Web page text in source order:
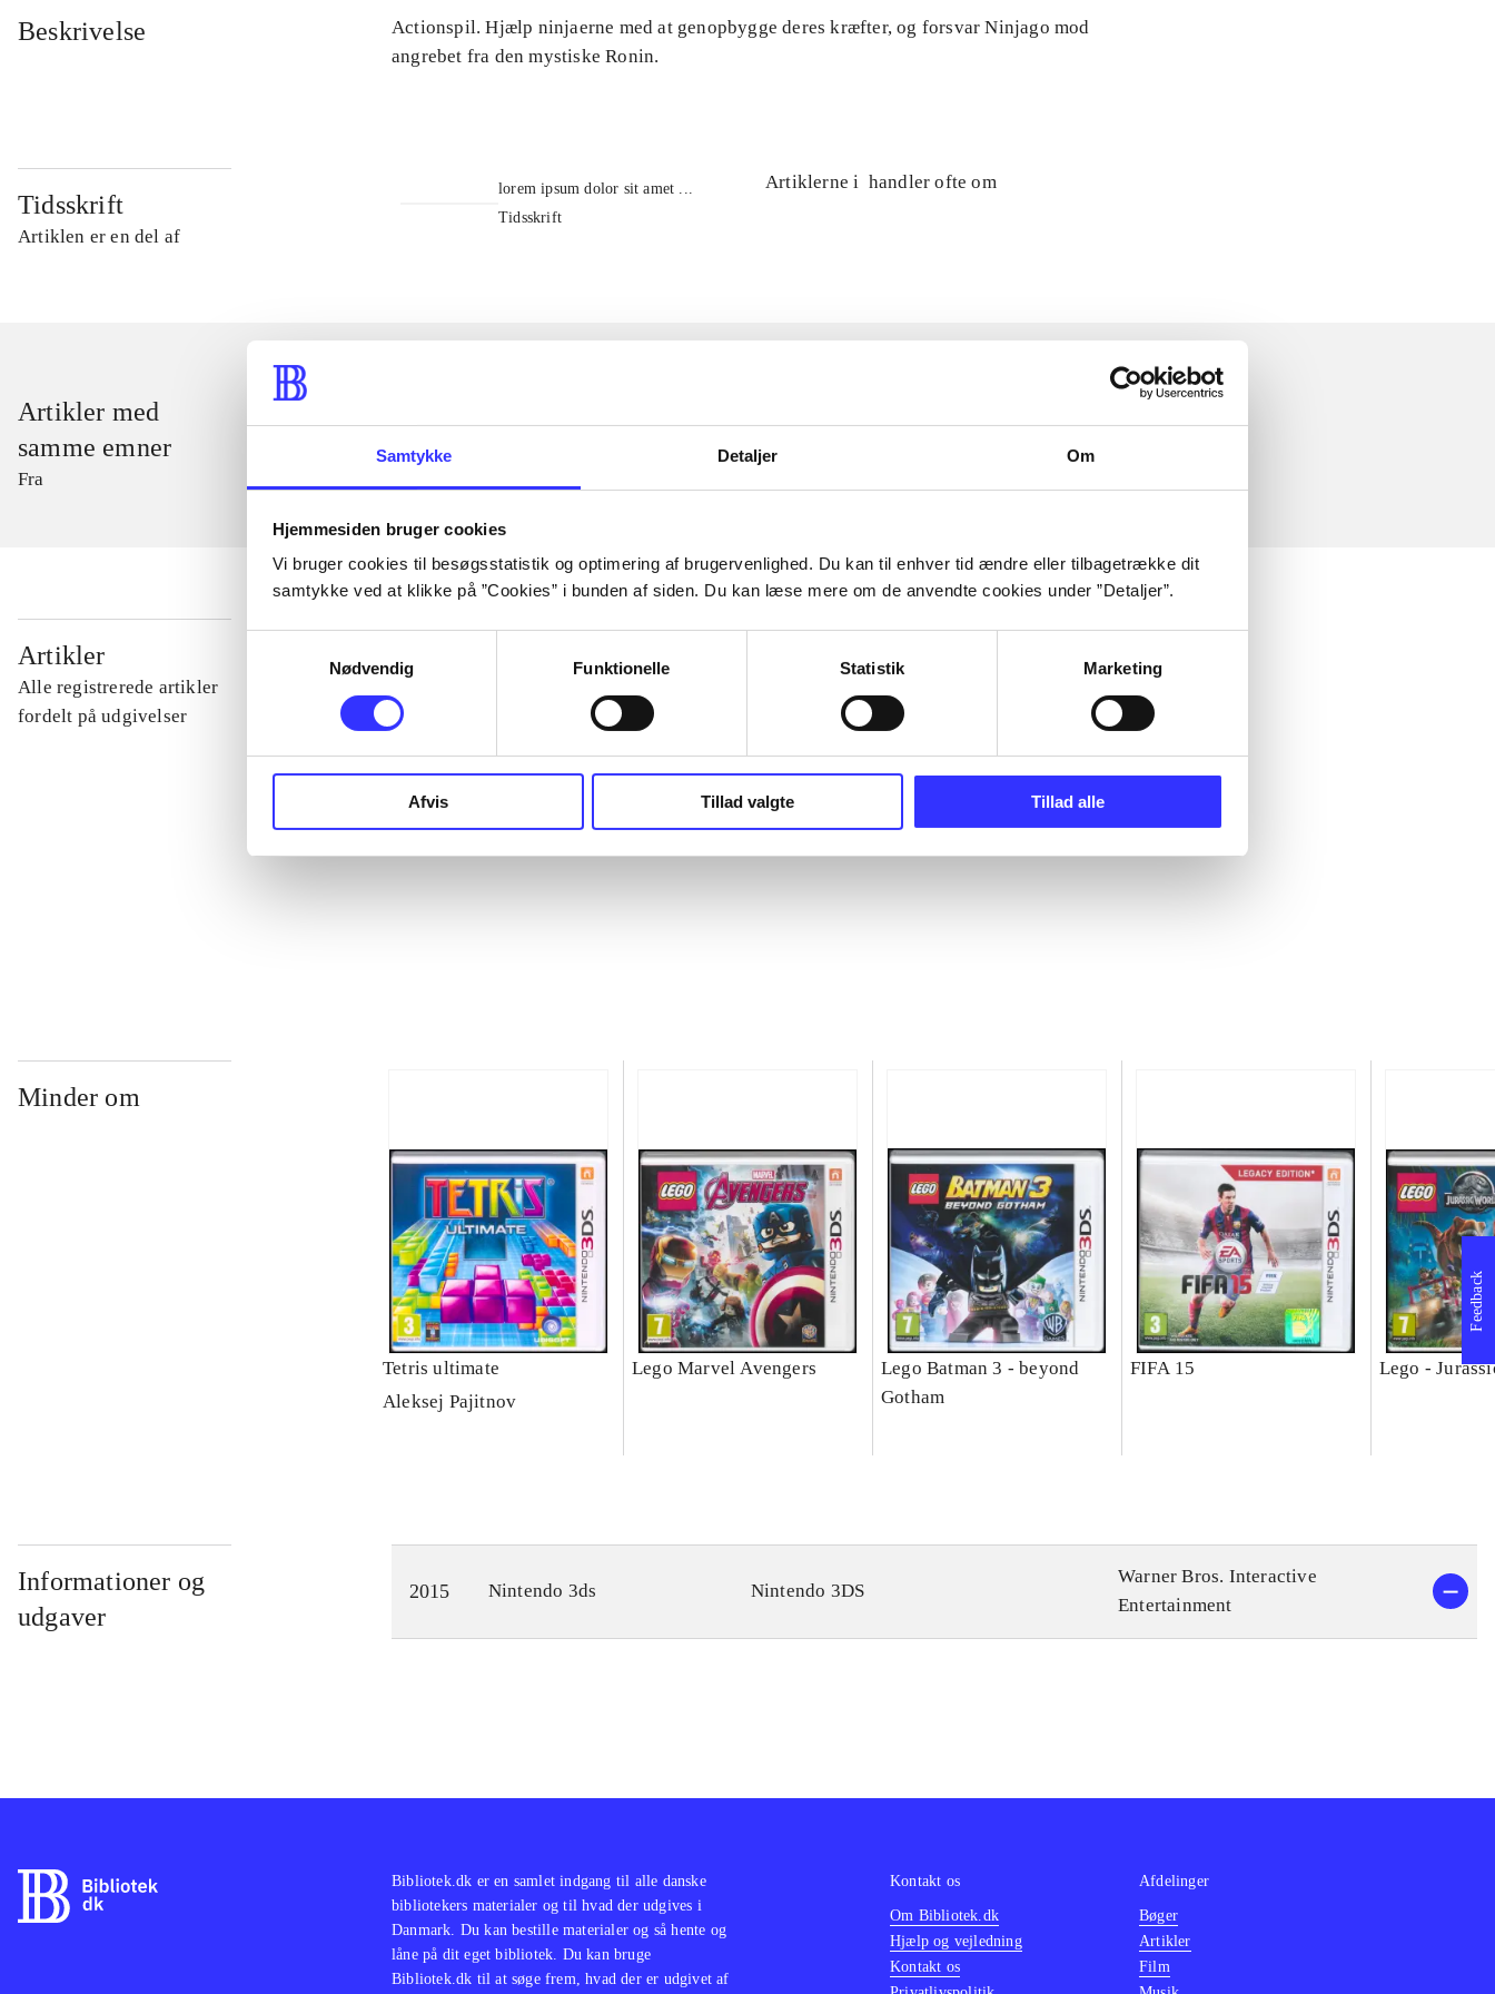
Samtykke Detaljer Om
Hjemmesiden bruger cookies
Vi bruger cookies til besøgsstatistik og optimering af brugervenlighed. Du kan til enhver tid ændre eller tilbagetrække dit
samtykke ved at klikke på ”Cookies” i bunden af siden. Du kan læse mere om de anvendte cookies under ”Detaljer”.
Nødvendig
Funktionelle Statistik Marketing
Afvis Tillad valgte Tillad alle
Beskrivelse
Actionspil. Hjælp ninjaerne med at genopbygge deres kræfter, og forsvar Ninjago mod
angrebet fra den mystiske Ronin.
Tidsskrift
Artiklen er en del af
lorem ipsum dolor sit amet ...
Tidsskrift
Artiklerne i handler ofte om
Artikler med
samme emner
Fra
Artikler
Alle registrerede artikler
fordelt på udgivelser
...
...
Minder om
Tetris ultimate
Aleksej Pajitnov
Lego Marvel Avengers
Lego Batman 3 - beyond
Gotham
FIFA 15 Lego -
Informationer og
udgaver
2015 Nintendo 3ds Nintendo 3DS
Warner Bros. Interactive
Entertainment
Feedback
Bibliotek.dk er en samlet indgang til alle danske
bibliotekers materialer og til hvad der udgives i
Danmark. Du kan bestille materialer og så hente og
låne på dit eget bibliotek. Du kan bruge
Bibliotek.dk til at søge frem, hvad der er udgivet af
Kontakt os
Om Bibliotek.dk
Hjælp og vejledning
Kontakt os
Afdelinger
Bøger
Artikler
Film